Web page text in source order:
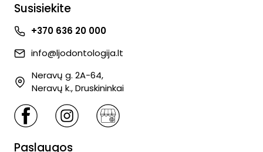
Susisiekite
+370 636 20 000
info@ljodontologija.lt
Neravų g. 2A-64,
Neravų k., Druskininkai
Paslaugos